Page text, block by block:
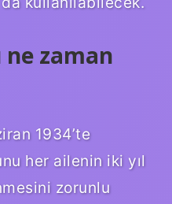
ne zaman
1934’te
her ailenin iki yıl
zorunlu